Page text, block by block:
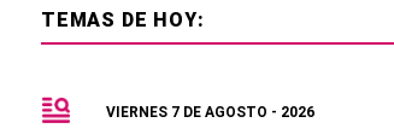
TEMAS DE HOY:
VIERNES 7 DE AGOSTO - 2026